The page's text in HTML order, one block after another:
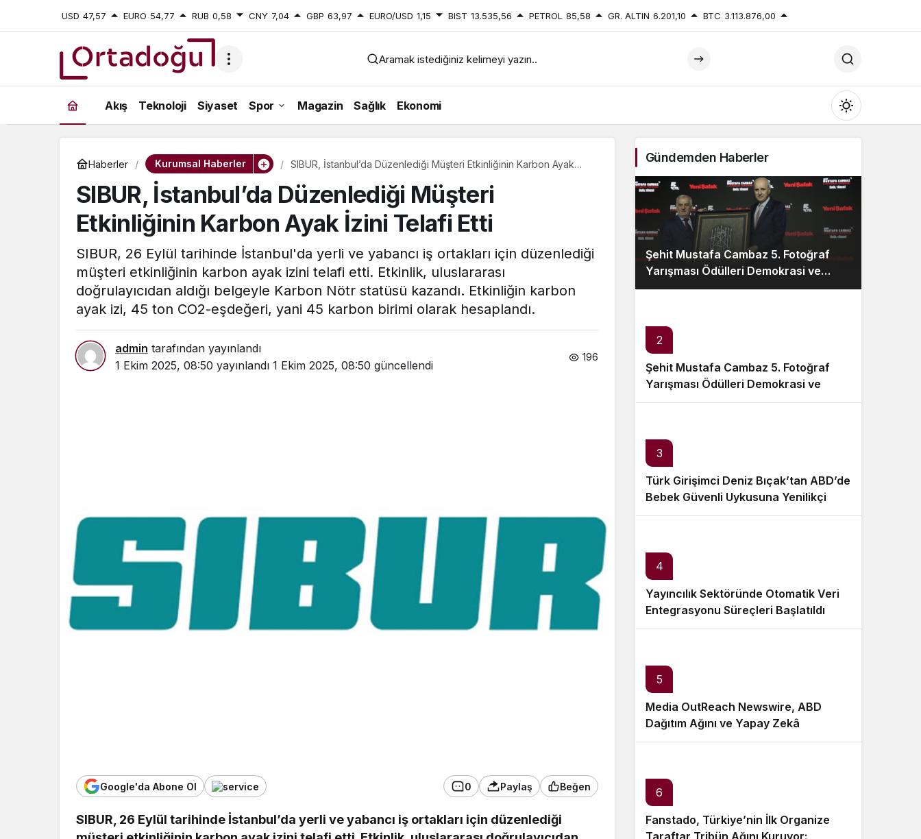
USD 47,57 EURO 54,77 RUB 0,58 CNY 7,04 GBP 63,97 EURO/USD 1,15 BIST 13.535,56 PETROL 85,58 GR. ALTIN 6.201,10 BTC 3.113.876,00
Aramak istediğiniz kelimeyi yazın..
Akış Teknoloji Siyaset Spor Magazin Sağlık Ekonomi
Mod
değiştir
Gündüz Modu
Gündüz modunu seçin.
Gece Modu
Haberler Kurumsal Haberler
SIBUR, İstanbul’da Düzenlediği Müşteri Etkinliğinin Karbon Ayak
SIBUR, İstanbul’da Düzenlediği Müşteri
Etkinliğinin Karbon Ayak İzini Telafi Etti
SIBUR, 26 Eylül tarihinde İstanbul'da yerli ve yabancı iş ortakları için düzenlediği
müşteri etkinliğinin karbon ayak izini telafi etti. Etkinlik, uluslararası
doğrulayıcıdan aldığı belgeyle Karbon Nötr statüsü kazandı. Etkinliğin karbon
ayak izi, 45 ton CO2-eşdeğeri, yani 45 karbon birimi olarak hesaplandı.
admin tarafından yayınlandı
1 Ekim 2025, 08:50 yayınlandı 1 Ekim 2025, 08:50 güncellendi
196
Google'da Abone Ol 0 Paylaş Beğen
SIBUR, 26 Eylül tarihinde İstanbul’da yerli ve yabancı iş ortakları için düzenlediği
Gündemden Haberler
Şehit Mustafa Cambaz 5. Fotoğraf
Yarışması Ödülleri Demokrasi ve
Özgürlükler Adası’nda Sahiplerini
2
Şehit Mustafa Cambaz 5. Fotoğraf
Yarışması Ödülleri Demokrasi ve
Özgürlükler Adası’nda Sahiplerini
3
Türk Girişimci Deniz Bıçak’tan ABD’de
Bebek Güvenli Uykusuna Yenilikçi
Dokunuş
4
Yayıncılık Sektöründe Otomatik Veri
Entegrasyonu Süreçleri Başlatıldı
5
Media OutReach Newswire, ABD
Dağıtım Ağını ve Yapay Zekâ
Görünürlüğünü Güçlendiriyor
6
Fanstado, Türkiye’nin İlk Organize
Taraftar Tribün Ağını Kuruyor: